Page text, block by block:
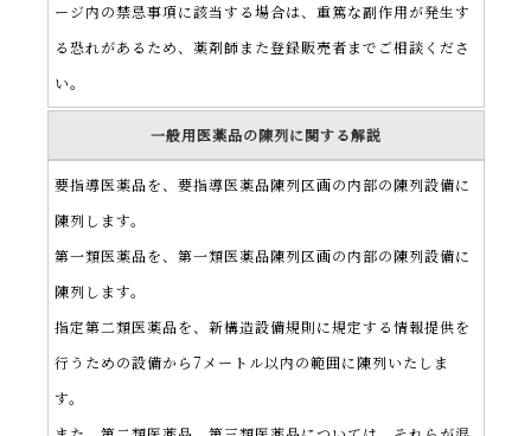
ージ内の禁忌事項に該当する場合は、重篤な副作用が発生す
る恐れがあるため、薬剤師また登録販売者までご相談くださ
い。
一般用医薬品の陳列に関する解説
要指導医薬品を、要指導医薬品陳列区画の内部の陳列設備に
陳列します。
第一類医薬品を、第一類医薬品陳列区画の内部の陳列設備に
陳列します。
指定第二類医薬品を、新構造設備規則に規定する情報提供を
行うための設備から7メートル以内の範囲に陳列いたしま
す。